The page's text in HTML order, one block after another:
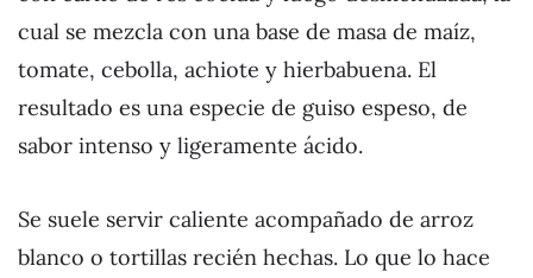
cual se mezcla con una base de masa de maíz,
tomate, cebolla, achiote y hierbabuena. El
resultado es una especie de guiso espeso, de
sabor intenso y ligeramente ácido.
Se suele servir caliente acompañado de arroz
blanco o tortillas recién hechas. Lo que lo hace